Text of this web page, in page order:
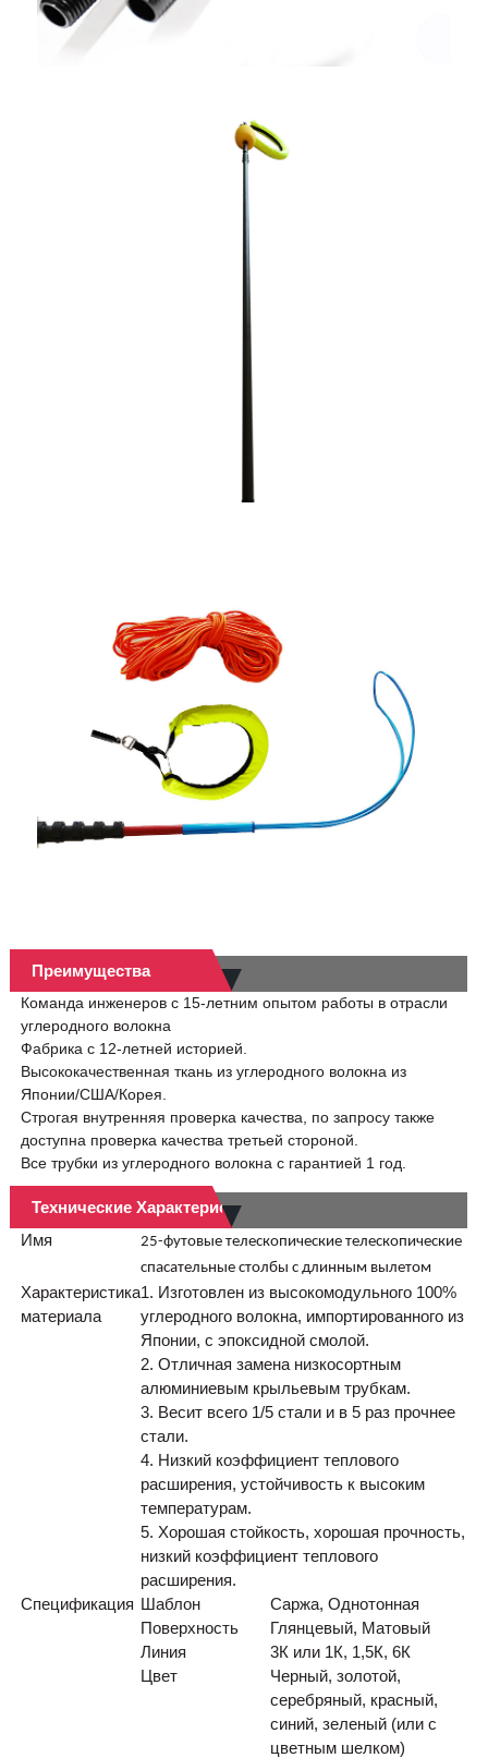
Преимущества
Команда инженеров с 15-летним опытом работы в отрасли
углеродного волокна
Фабрика с 12-летней историей.
Высококачественная ткань из углеродного волокна из
Японии/США/Корея.
Строгая внутренняя проверка качества, по запросу также
доступна проверка качества третьей стороной.
Все трубки из углеродного волокна с гарантией 1 год.
Технические Характеристики
Имя
25-футовые телескопические телескопические
спасательные столбы с длинным вылетом
Характеристика
материала
1. Изготовлен из высокомодульного 100%
углеродного волокна, импортированного из
Японии, с эпоксидной смолой.
2. Отличная замена низкосортным
алюминиевым крыльевым трубкам.
3. Весит всего 1/5 стали и в 5 раз прочнее
стали.
4. Низкий коэффициент теплового
расширения, устойчивость к высоким
температурам.
5. Хорошая стойкость, хорошая прочность,
низкий коэффициент теплового
расширения.
Спецификация Шаблон
Саржа, Однотонная
Поверхность
Глянцевый, Матовый
Линия
3К или 1К, 1,5К, 6К
Цвет
Черный, золотой,
серебряный, красный,
синий, зеленый (или с
цветным шелком)